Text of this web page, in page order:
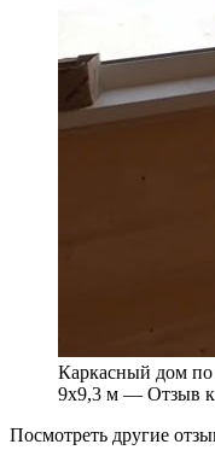
Каркасный дом
9х9,3 м — Отзыв
Посмотреть другие